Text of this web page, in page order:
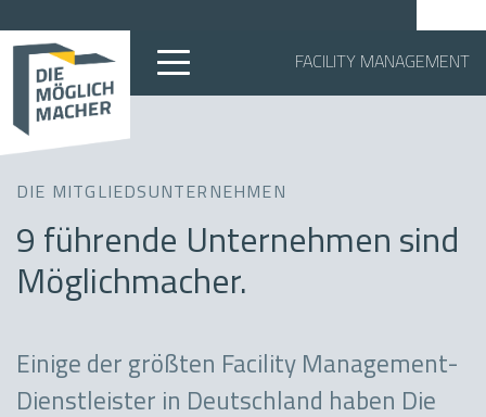
FACILITY MANAGEMENT
DIE MITGLIEDSUNTERNEHMEN
9 führende Unternehmen sind
Möglichmacher.
Einige der größten Facility Management-
Dienstleister in Deutschland haben Die